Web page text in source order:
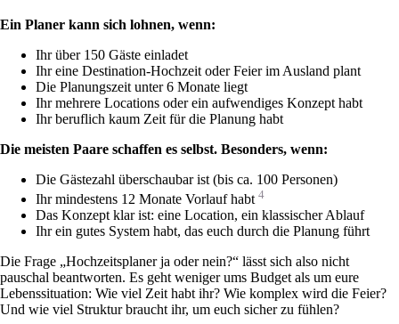
Ein Planer kann sich lohnen, wenn:
Ihr über 150 Gäste einladet
Ihr eine Destination-Hochzeit oder Feier im Ausland plant
Die Planungszeit unter 6 Monate liegt
Ihr mehrere Locations oder ein aufwendiges Konzept habt
Ihr beruflich kaum Zeit für die Planung habt
Die meisten Paare schaffen es selbst. Besonders, wenn:
Die Gästezahl überschaubar ist (bis ca. 100 Personen)
Ihr mindestens 12 Monate Vorlauf habt 4
Das Konzept klar ist: eine Location, ein klassischer Ablauf
Ihr ein gutes System habt, das euch durch die Planung führt
Die Frage „Hochzeitsplaner ja oder nein?“ lässt sich also nicht
pauschal beantworten. Es geht weniger ums Budget als um eure
Lebenssituation: Wie viel Zeit habt ihr? Wie komplex wird die Feier?
Und wie viel Struktur braucht ihr, um euch sicher zu fühlen?